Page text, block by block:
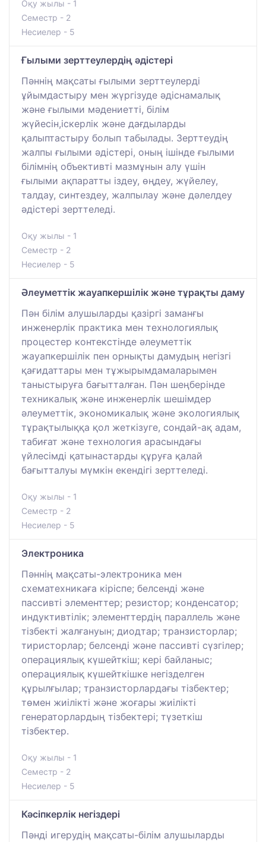
Оқу жылы - 1
Семестр - 2
Несиелер - 5
Ғылыми зерттеулердің әдістері
Пәннің мақсаты ғылыми зерттеулерді
ұйымдастыру мен жүргізуде әдіснамалық
және ғылыми мәдениетті, білім
жүйесін,іскерлік және дағдыларды
қалыптастыру болып табылады. Зерттеудің
жалпы ғылыми әдістері, оның ішінде ғылыми
білімнің объективті мазмұнын алу үшін
ғылыми ақпаратты іздеу, өңдеу, жүйелеу,
талдау, синтездеу, жалпылау және дәлелдеу
әдістері зерттеледі.
Оқу жылы - 1
Семестр - 2
Несиелер - 5
Әлеуметтік жауапкершілік және тұрақты даму
Пән білім алушыларды қазіргі заманғы
инженерлік практика мен технологиялық
процестер контекстінде әлеуметтік
жауапкершілік пен орнықты дамудың негізгі
қағидаттары мен тұжырымдамаларымен
таныстыруға бағытталған. Пән шеңберінде
техникалық және инженерлік шешімдер
әлеуметтік, экономикалық және экологиялық
тұрақтылыққа қол жеткізуге, сондай-ақ адам,
табиғат және технология арасындағы
үйлесімді қатынастарды құруға қалай
бағытталуы мүмкін екендігі зерттеледі.
Оқу жылы - 1
Семестр - 2
Несиелер - 5
Электроника
Пәннің мақсаты-электроника мен
схематехникаға кіріспе; белсенді және
пассивті элементтер; резистор; конденсатор;
индуктивтілік; элементтердің параллель және
тізбекті жалғануын; диодтар; транзисторлар;
тиристорлар; белсенді және пассивті сүзгілер;
операциялық күшейткіш; кері байланыс;
операциялық күшейткішке негізделген
құрылғылар; транзисторлардағы тізбектер;
төмен жиілікті және жоғары жиілікті
генераторлардың тізбектері; түзеткіш
тізбектер.
Оқу жылы - 1
Семестр - 2
Несиелер - 5
Кәсіпкерлік негіздері
Пәнді игерудің мақсаты-білім алушыларды